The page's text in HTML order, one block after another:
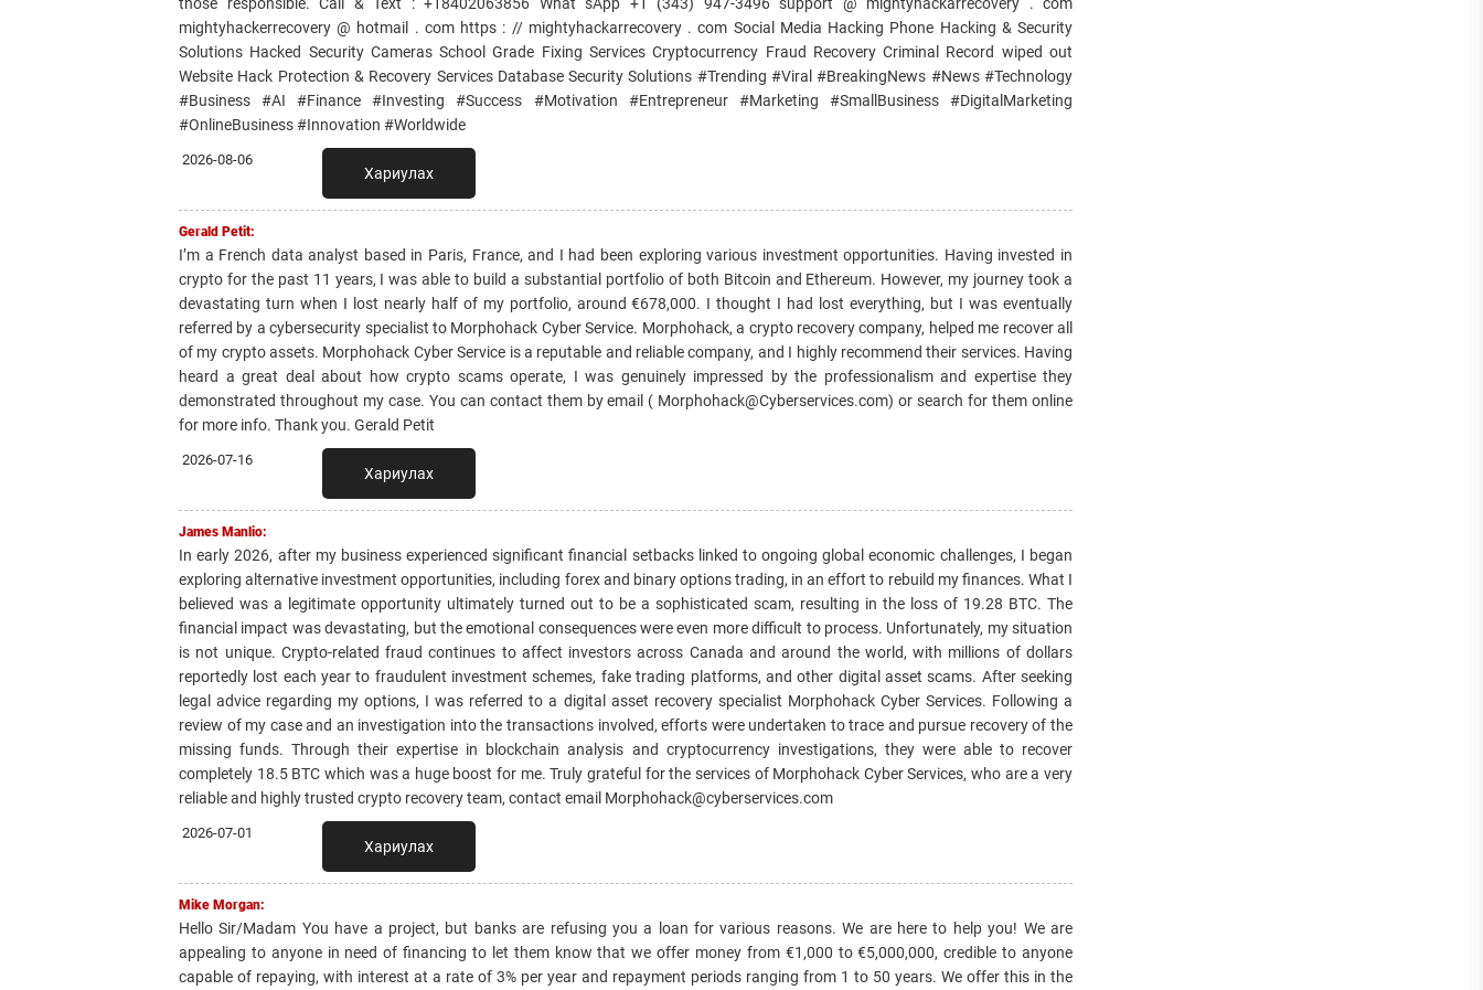
mightyhackerrecovery @ hotmail . com https : // mightyhackarrecovery . com Social Media Hacking Phone Hacking & Security
Solutions Hacked Security Cameras School Grade Fixing Services Cryptocurrency Fraud Recovery Criminal Record wiped out
Website Hack Protection & Recovery Services Database Security Solutions #Trending #Viral #BreakingNews #News #Technology
#Business #AI #Finance #Investing #Success #Motivation #Entrepreneur #Marketing #SmallBusiness #DigitalMarketing
#OnlineBusiness #Innovation #Worldwide
2026-08-06
Хариулах
Gerald Petit:
I’m a French data analyst based in Paris, France, and I had been exploring various investment opportunities. Having invested in
crypto for the past 11 years, I was able to build a substantial portfolio of both Bitcoin and Ethereum. However, my journey took a
devastating turn when I lost nearly half of my portfolio, around €678,000. I thought I had lost everything, but I was eventually
referred by a cybersecurity specialist to Morphohack Cyber Service. Morphohack, a crypto recovery company, helped me recover all
of my crypto assets. Morphohack Cyber Service is a reputable and reliable company, and I highly recommend their services. Having
heard a great deal about how crypto scams operate, I was genuinely impressed by the professionalism and expertise they
demonstrated throughout my case. You can contact them by email ( Morphohack@Cyberservices.com) or search for them online
for more info. Thank you. Gerald Petit
2026-07-16
Хариулах
James Manlio:
In early 2026, after my business experienced significant financial setbacks linked to ongoing global economic challenges, I began
exploring alternative investment opportunities, including forex and binary options trading, in an effort to rebuild my finances. What I
believed was a legitimate opportunity ultimately turned out to be a sophisticated scam, resulting in the loss of 19.28 BTC. The
financial impact was devastating, but the emotional consequences were even more difficult to process. Unfortunately, my situation
is not unique. Crypto-related fraud continues to affect investors across Canada and around the world, with millions of dollars
reportedly lost each year to fraudulent investment schemes, fake trading platforms, and other digital asset scams. After seeking
legal advice regarding my options, I was referred to a digital asset recovery specialist Morphohack Cyber Services. Following a
review of my case and an investigation into the transactions involved, efforts were undertaken to trace and pursue recovery of the
missing funds. Through their expertise in blockchain analysis and cryptocurrency investigations, they were able to recover
completely 18.5 BTC which was a huge boost for me. Truly grateful for the services of Morphohack Cyber Services, who are a very
reliable and highly trusted crypto recovery team, contact email Morphohack@cyberservices.com
2026-07-01
Хариулах
Mike Morgan:
Hello Sir/Madam You have a project, but banks are refusing you a loan for various reasons. We are here to help you! We are
appealing to anyone in need of financing to let them know that we offer money from €1,000 to €5,000,000, credible to anyone
capable of repaying, with interest at a rate of 3% per year and repayment periods ranging from 1 to 50 years. We offer this in the